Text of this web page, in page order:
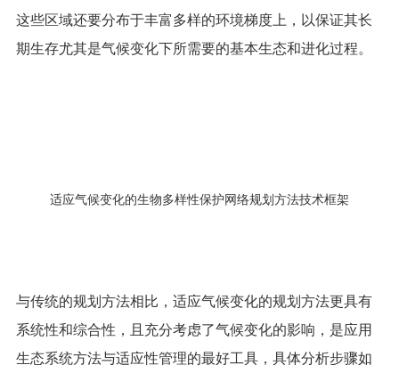
这些区域还要分布于丰富多样的环境梯度上，以保证其长
期生存尤其是气候变化下所需要的基本生态和进化过程。
适应气候变化的生物多样性保护网络规划方法技术框架
与传统的规划方法相比，适应气候变化的规划方法更具有
系统性和综合性，且充分考虑了气候变化的影响，是应用
生态系统方法与适应性管理的最好工具，具体分析步骤如